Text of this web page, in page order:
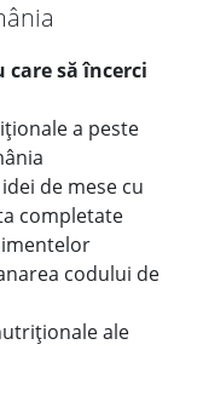
să încerci
a peste
de mese cu
completate
codului de
ale